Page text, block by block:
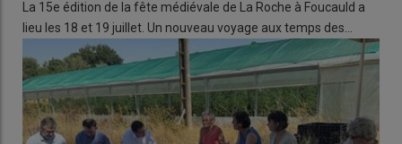
La 15e édition de la fête médiévale de La Roche à Foucauld a
lieu les 18 et 19 juillet. Un nouveau voyage aux temps des…